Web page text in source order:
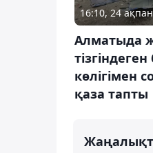
16:10, 24
Алматыда
көлігімен
қаза тапты